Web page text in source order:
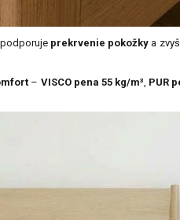
podporuje prekrvenie pokožky a
– VISCO pena 55 kg/m³ PUR